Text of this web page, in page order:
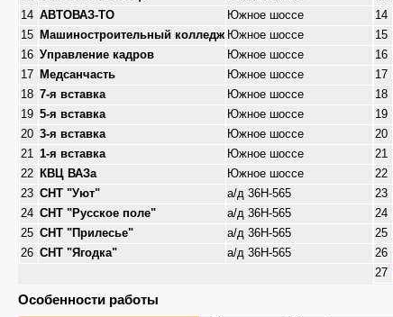
14 АВТОВАЗ-ТО
Южное шоссе
15
Машиностроительный колледж Южное шоссе
16 Управление кадров
Южное шоссе
17
Медсанчасть
Южное шоссе
18 7-я вставка
Южное шоссе
19 5-я вставка
Южное шоссе
20 3-я вставка
Южное шоссе
21 1-я вставка
Южное шоссе
22
КВЦ ВАЗа
Южное шоссе
23 СНТ "Уют"
а/д 36Н-565
24 СНТ "Русское поле"
а/д 36Н-565
25 СНТ "Прилесье"
а/д 36Н-565
26 СНТ "Ягодка" а/д 36Н-565
14
15
16
17
18
19
20
21
22
23
24
25
26
27
Особенности работы